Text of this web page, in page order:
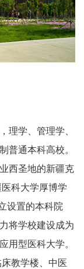
理学、管理学、
普通本科高校。
西圣地的新疆克
科大学厚博学
设置的本科院
将学校建设成为
用型医科大学。
教学楼、中医